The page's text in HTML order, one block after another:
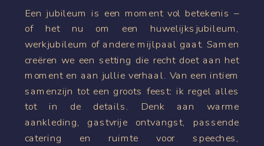
Een jubileum is een moment vol betekenis –
of het nu om een huwelijksjubileum,
werkjubileum of andere mijlpaal gaat. Samen
creëren we een setting die recht doet aan het
moment en aan jullie verhaal. Van een intiem
samenzijn tot een groots feest: ik regel alles
tot in de details. Denk aan warme
aankleding, gastvrije ontvangst, passende
catering en ruimte voor speeches,